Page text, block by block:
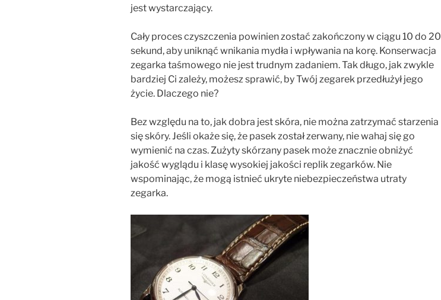
jest wystarczający.
Cały proces czyszczenia powinien zostać zakończony w ciągu 10 do 20
sekund, aby uniknąć wnikania mydła i wpływania na korę. Konserwacja
zegarka taśmowego nie jest trudnym zadaniem. Tak długo, jak zwykle
bardziej Ci zależy, możesz sprawić, by Twój zegarek przedłużył jego
życie. Dlaczego nie?
Bez względu na to, jak dobra jest skóra, nie można zatrzymać starzenia
się skóry. Jeśli okaże się, że pasek został zerwany, nie wahaj się go
wymienić na czas. Zużyty skórzany pasek może znacznie obniżyć
jakość wyglądu i klasę wysokiej jakości replik zegarków. Nie
wspominając, że mogą istnieć ukryte niebezpieczeństwa utraty
zegarka.